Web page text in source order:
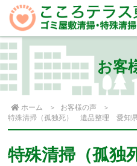
お客
ホーム
お客様の声
特殊清掃（孤独死） 遺品整理 愛
特殊清掃（孤